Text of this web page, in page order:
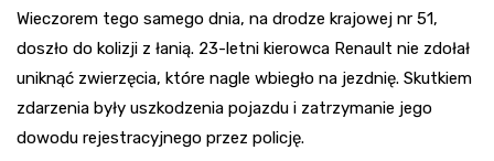
Wieczorem tego samego dnia, na drodze krajowej nr 51,
doszło do kolizji z łanią. 23-letni kierowca Renault nie zdołał
uniknąć zwierzęcia, które nagle wbiegło na jezdnię. Skutkiem
zdarzenia były uszkodzenia pojazdu i zatrzymanie jego
dowodu rejestracyjnego przez policję.